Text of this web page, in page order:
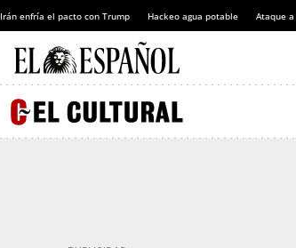
Irán enfría el pacto con Trump Hackeo agua potable Ataque a